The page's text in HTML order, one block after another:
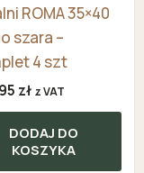
ROMA 35×40
szara –
4 szt
zł z VAT
DODAJ DO
KOSZYKA